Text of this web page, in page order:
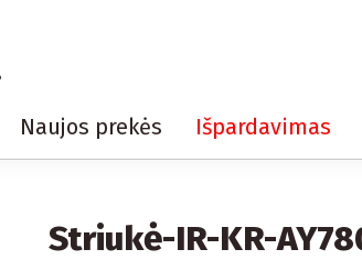
Naujos prekės Išpardavimas
Striukė-IR-KR-